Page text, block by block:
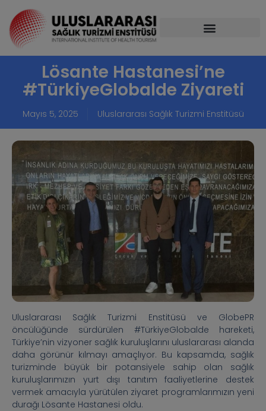
Lösante Hastanesi’ne
#TürkiyeGlobalde Ziyareti
Mayıs 5, 2025 Uluslararası Sağlık Turizmi Enstitüsü
Uluslararası Sağlık Turizmi Enstitüsü ve GlobePR
öncülüğünde sürdürülen #TürkiyeGlobalde hareketi,
Türkiye’nin vizyoner sağlık kuruluşlarını uluslararası alanda
daha görünür kılmayı amaçlıyor. Bu kapsamda, sağlık
turizminde büyük bir potansiyele sahip olan sağlık
kuruluşlarımızın yurt dışı tanıtım faaliyetlerine destek
vermek amacıyla yürütülen ziyaret programlarımızın yeni
durağı Lösante Hastanesi oldu.